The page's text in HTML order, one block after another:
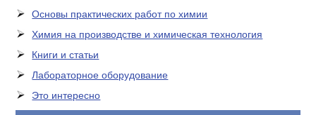
Основы практических работ по химии
Химия на производстве и химическая технология
Книги и статьи
Лабораторное оборудование
Это интересно